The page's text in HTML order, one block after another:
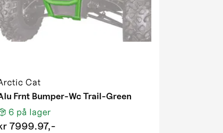
Cat
Frnt Bumper-Wc Trail-Green
6 på lager
7999.97,-